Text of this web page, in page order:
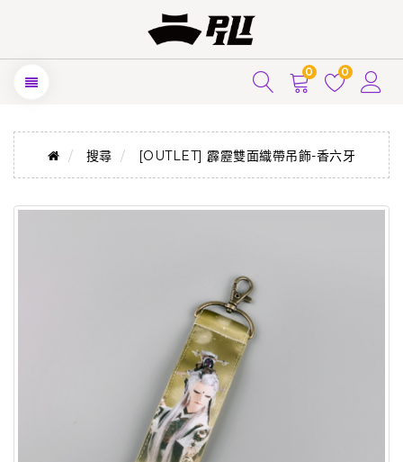
0 0
搜尋 [OUTLET] 霹靂雙面織帶吊飾-香六牙